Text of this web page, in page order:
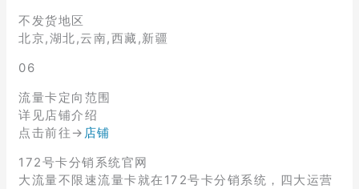
不发货地区
北京,湖北,云南,西藏,新疆
06
流量卡定向范围
详见店铺介绍
点击前往→ 店铺
172号卡分销系统官网
大流量不限速流量卡就在172号卡分销系统，四大运营